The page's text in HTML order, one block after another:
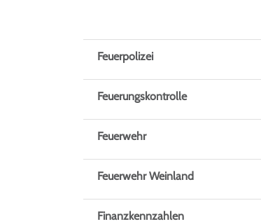
Feuerpolizei
Feuerungskontrolle
Feuerwehr
Feuerwehr Weinland
Finanzkennzahlen